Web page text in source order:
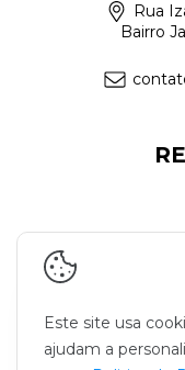
Rua
Bairro
Este site usa
ajudam a